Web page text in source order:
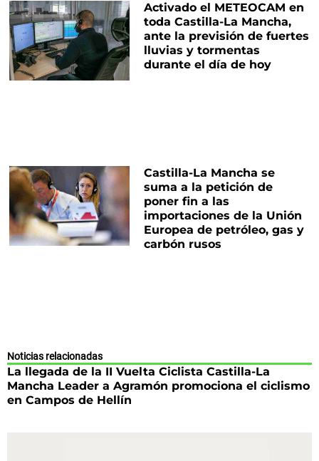
Activado el METEOCAM en
toda Castilla-La Mancha,
ante la previsión de fuertes
lluvias y tormentas
durante el día de hoy
Castilla-La Mancha se
suma a la petición de
poner fin a las
importaciones de la Unión
Europea de petróleo, gas y
carbón rusos
Noticias relacionadas
La llegada de la II Vuelta Ciclista Castilla-La
Mancha Leader a Agramón promociona el ciclismo
en Campos de Hellín